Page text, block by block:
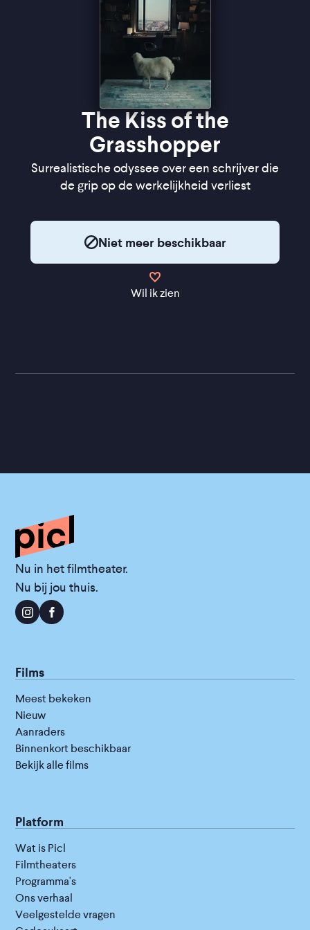
The Kiss of the
Grasshopper
Surrealistische odyssee over een schrijver die
de grip op de werkelijkheid verliest
Niet meer beschikbaar
Wil ik zien
Nu in het filmtheater.
Nu bij jou thuis.
Films
Meest bekeken
Nieuw
Aanraders
Binnenkort beschikbaar
Bekijk alle films
Platform
Wat is Picl
Filmtheaters
Programma's
Ons verhaal
Veelgestelde vragen